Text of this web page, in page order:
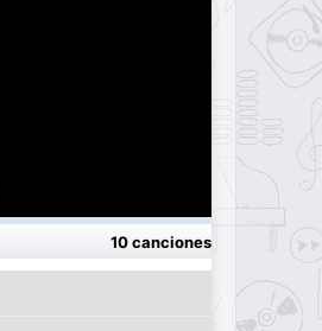
10 canciones